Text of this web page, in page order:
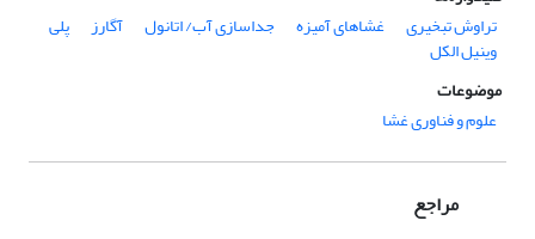
تراوش تبخیری
غشاهای آمیزه جداسازی آب/ اتانول آگارز پلی
وینیل الکل
موضوعات
علوم و فناوری غشا
مراجع